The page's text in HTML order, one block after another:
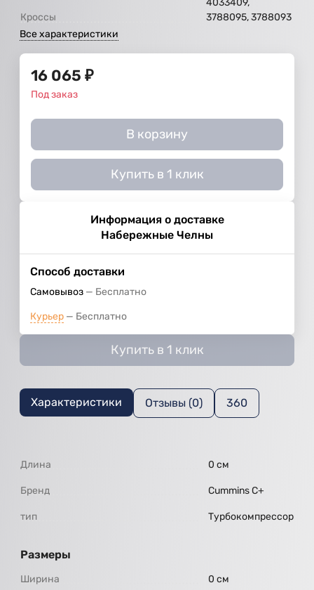
Кроссы
4033409,
3788095, 3788093
Все характеристики
16 065 ₽
Под заказ
В корзину
Купить в 1 клик
Информация о доставке
Набережные Челны
Способ доставки
Самовывоз Бесплатно
Курьер Бесплатно
Купить в 1 клик
Характеристики Отзывы (0) 360
Длина 0 см
Бренд Cummins C+
тип Турбокомпрессор
Размеры
Ширина 0 см